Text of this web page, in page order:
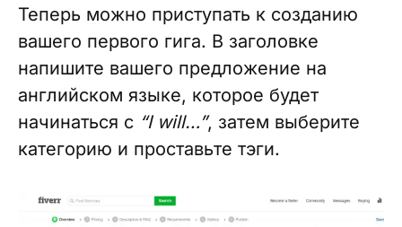
Теперь можно приступать к созданию
вашего первого гига. В заголовке
напишите вашего предложение на
английском языке, которое будет
начинаться с “I will…”, затем выберите
категорию и проставьте тэги.